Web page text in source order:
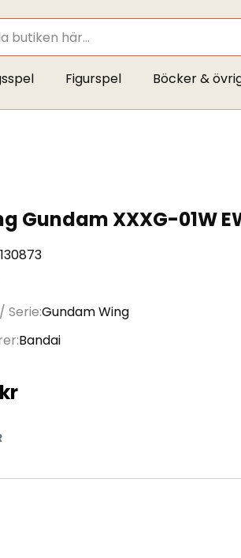
Figurspel Böcker &
Gundam XXXG-01W
SerieGundam Wing
Bandai